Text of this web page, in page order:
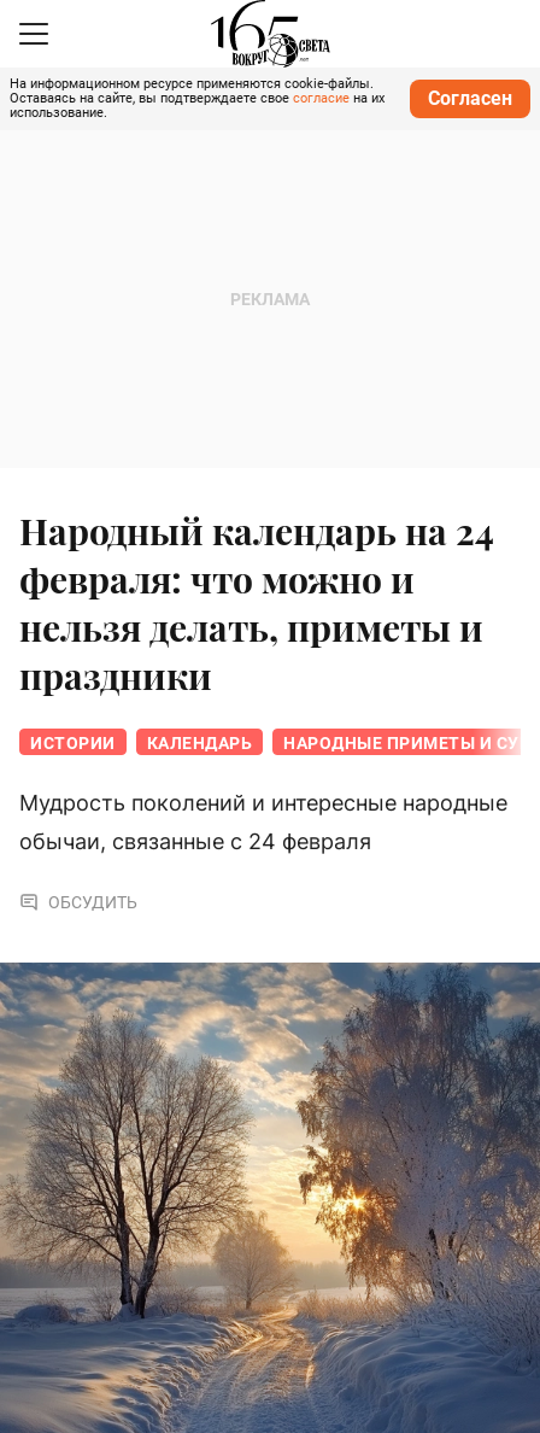
На информационном ресурсе применяются cookie-файлы.
Оставаясь на сайте, вы подтверждаете свое согласие на их
использование.
Согласен
Народный календарь на 24
февраля: что можно и
нельзя делать, приметы и
праздники
ИСТОРИИ КАЛЕНДАРЬ НАРОДНЫЕ ПРИМЕТЫ И
Мудрость поколений и интересные народные
обычаи, связанные с 24 февраля
ОБСУДИТЬ